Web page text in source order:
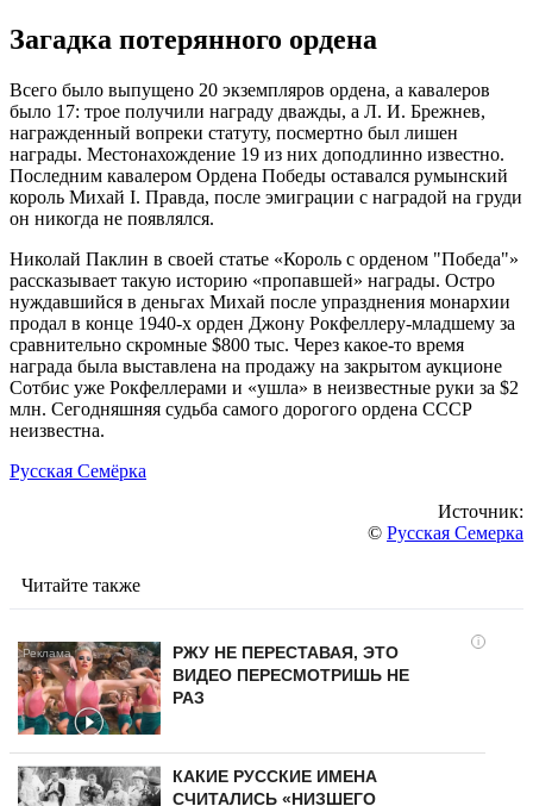
Загадка потерянного ордена
Всего было выпущено 20 экземпляров ордена, а кавалеров
было 17: трое получили награду дважды, а Л. И. Брежнев,
награжденный вопреки статуту, посмертно был лишен
награды. Местонахождение 19 из них доподлинно известно.
Последним кавалером Ордена Победы оставался румынский
король Михай I. Правда, после эмиграции с наградой на груди
он никогда не появлялся.
Николай Паклин в своей статье «Король с орденом "Победа"»
рассказывает такую историю «пропавшей» награды. Остро
нуждавшийся в деньгах Михай после упразднения монархии
продал в конце 1940-х орден Джону Рокфеллеру-младшему за
сравнительно скромные $800 тыс. Через какое-то время
награда была выставлена на продажу на закрытом аукционе
Сотбис уже Рокфеллерами и «ушла» в неизвестные руки за $2
млн. Сегодняшняя судьба самого дорогого ордена СССР
неизвестна.
Русская Семёрка
Источник:
© Русская Семерка
Читайте также
i
РЖУ НЕ ПЕРЕСТАВАЯ, ЭТО
ВИДЕО ПЕРЕСМОТРИШЬ НЕ
РАЗ
КАКИЕ РУССКИЕ ИМЕНА
СЧИТАЛИСЬ «НИЗШЕГО